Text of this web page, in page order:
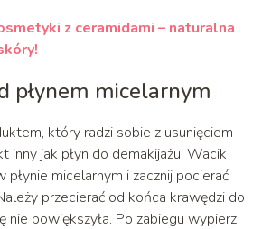
z ceramidami – naturalna
płynem micelarnym
który radzi sobie z usunięciem
jak płyn do demakijażu. Wacik
micelarnym i zacznij pocierać
przecierać od końca krawędzi do
nie powiększyła. Po zabiegu wypierz